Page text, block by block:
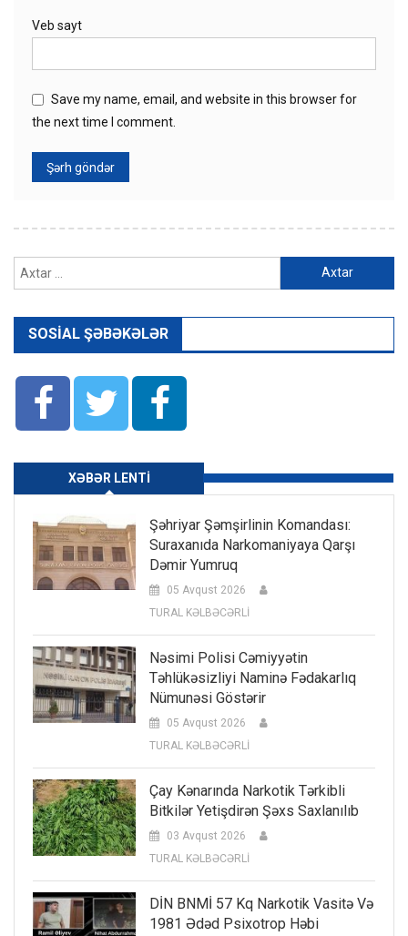
Veb sayt
Save my name, email, and website in this browser for
the next time I comment.
SOSIAL ŞƏBƏKƏLƏR
XƏBƏR LENTI
Şəhriyar Şəmşirlinin Komandası:
Suraxanıda Narkomaniyaya Qarşı
Dəmir Yumruq
05 Avqust 2026
TURAL KƏLBƏCƏRLİ
Nəsimi Polisi Cəmiyyətin
Təhlükəsizliyi Naminə Fədakarlıq
Nümunəsi Göstərir
05 Avqust 2026
TURAL KƏLBƏCƏRLİ
Çay Kənarında Narkotik Tərkibli
Bitkilər Yetişdirən Şəxs Saxlanılıb
03 Avqust 2026
TURAL KƏLBƏCƏRLİ
DİN BNMİ 57 Kq Narkotik Vasitə Və
1981 Ədəd Psixotrop Həbi